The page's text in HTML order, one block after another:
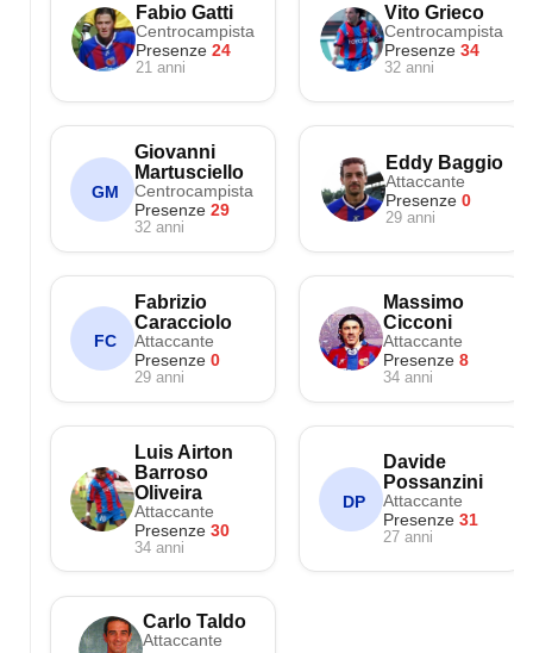
Fabio Gatti
Centrocampista
Presenze 24
21 anni
Vito Grieco
Centrocampista
Presenze 34
32 anni
GM
Giovanni
Martusciello
Centrocampista
Presenze 29
32 anni
Eddy Baggio
Attaccante
Presenze 0
29 anni
FC
Fabrizio
Caracciolo
Attaccante
Presenze 0
29 anni
Massimo
Cicconi
Attaccante
Presenze8
34 anni
Luis Airton
Barroso
Oliveira
Attaccante
Presenze 30
34 anni
DP
Davide
Possanzini
Attaccante
Presenze31
27 anni
Carlo Taldo
Attaccante